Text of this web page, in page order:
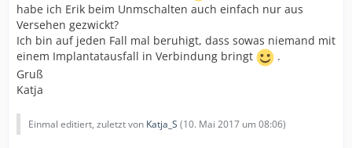
habe ich Erik beim Unmschalten auch einfach nur aus
Versehen gezwickt?
Ich bin auf jeden Fall mal beruhigt, dass sowas niemand mit
einem Implantatausfall in Verbindung bringt
.
Gruß
Katja
Einmal editiert, zuletzt von Katja_S (10. Mai 2017 um 08:06)